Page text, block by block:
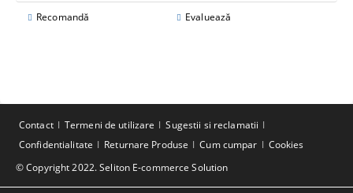
Recomandă Evaluează
© Copyright 2022. Seliton E-commerce Solution
Contact Termeni de utilizare
Sugestii si reclamatii
Confidentialitate
Returnare Produse Cum cumpar Cookies